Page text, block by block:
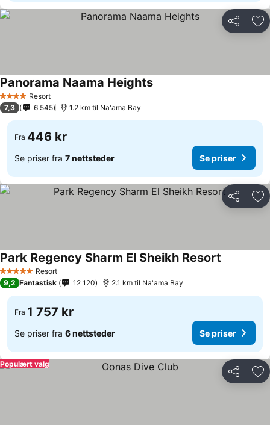
Del
4 StjernerResort
Panorama Naama HeightsSe priser
7,3 6 545 1.2 km til Na'ama Bay
Fra 446 kr
Se priser fra 7 nettsteder Se priser
Del
5 Stjerner Resort
Park Regency Sharm El Sheikh Resort
9,2 Fantastisk 12 120 2.1 km til Na'ama Bay
Fra 1 757 kr
Se priser fra 6 nettsteder Se priser
Del
Populært valg